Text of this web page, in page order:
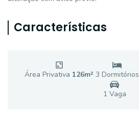
Características
Área Privativa 126m² 3 Dormitórios
1 Vaga